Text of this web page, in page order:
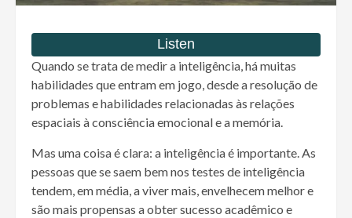
Quando se trata de medir a inteligência, há muitas
habilidades que entram em jogo, desde a resolução de
problemas e habilidades relacionadas às relações
espaciais à consciência emocional e a memória.
Mas uma coisa é clara: a inteligência é importante. As
pessoas que se saem bem nos testes de inteligência
tendem, em média, a viver mais, envelhecem melhor e
são mais propensas a obter sucesso acadêmico e